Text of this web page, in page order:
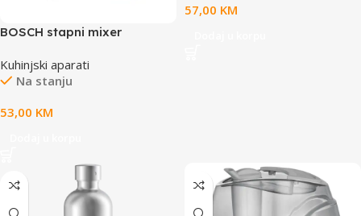
BOSCH stapni mixer
400wM Bijeladeep red
Kuhinjski aparati
Na stanju
53,00 KM
57,00 KM